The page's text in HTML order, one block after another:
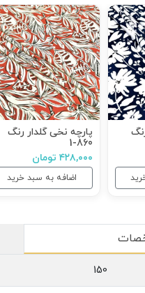
پارچه نخی گلدار رنگ
860-1
۴۲۸,۰۰۰ تومان
اضافه به سبد خرید
150